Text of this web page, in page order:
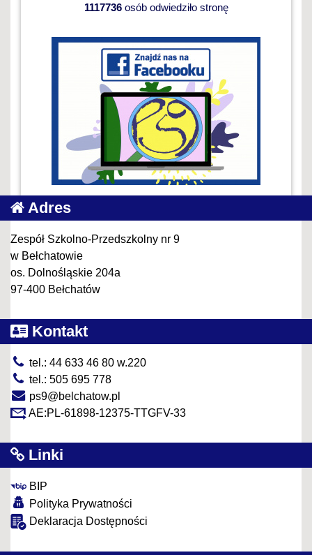
1117736osób odwiedziło stronę
Adres
Zespół Szkolno-Przedszkolny nr 9
w Bełchatowie
os. Dolnośląskie 204a
97-400 Bełchatów
Kontakt
tel.: 44 633 46 80 w.220
tel.: 505 695 778
ps9@belchatow.pl
AE:PL-61898-12375-TTGFV-33
Linki
BIP
Polityka Prywatności
Deklaracja Dostępności